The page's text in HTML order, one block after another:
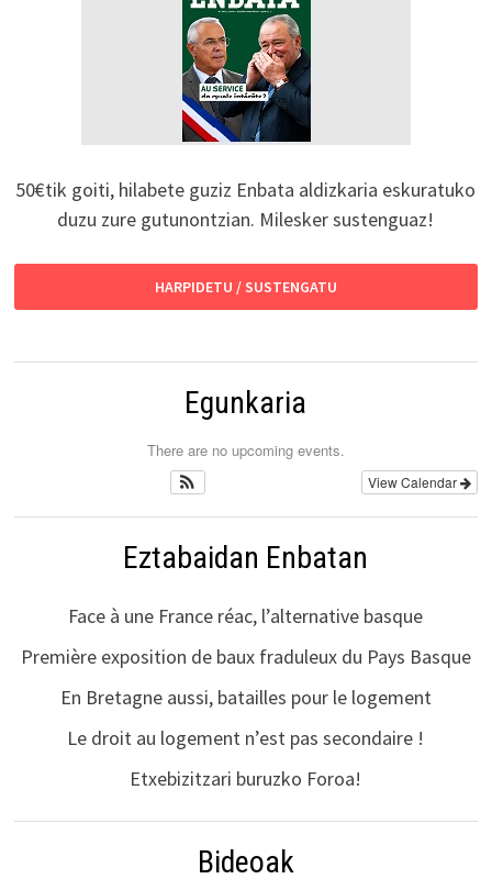
50€tik goiti, hilabete guziz Enbata aldizkaria eskuratuko
duzu zure gutunontzian. Milesker sustenguaz!
HARPIDETU / SUSTENGATU
Egunkaria
There are no upcoming events.
View Calendar
Eztabaidan Enbatan
Face à une France réac, l’alternative basque
Première exposition de baux fraduleux du Pays Basque
En Bretagne aussi, batailles pour le logement
Le droit au logement n’est pas secondaire !
Etxebizitzari buruzko Foroa!
Bideoak